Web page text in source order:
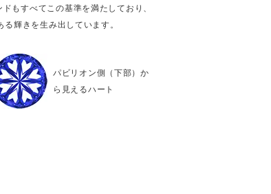
もすべてこの基準を満たしており、
輝きを生み出しています。
パビリオン側（下部）か
ら見えるハート